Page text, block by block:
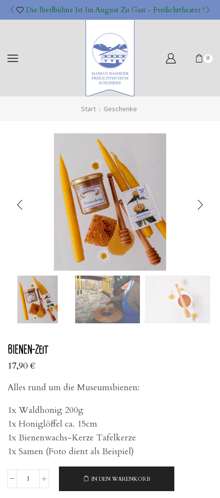
Die Iberlbühne Ist Im August Zu Gast - Freilichttheater !
0
Start Geschenke
BIENEN-Zeit
17,90€
Alles rund um die Museumsbienen:
1x Waldhonig 200g
1x Honiglöffel ca. 15cm
1x Bienenwachs-Kerze Tafelkerze
1x Samen (Foto dient als Beispiel)
BIENEN-
IN DEN WARENKORB